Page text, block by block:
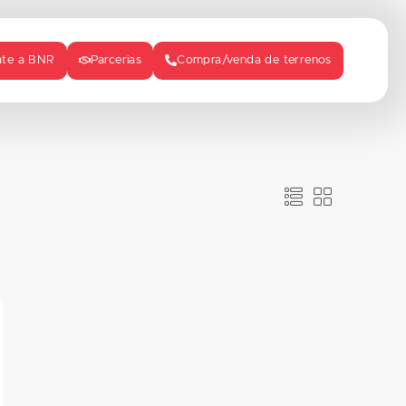
a BNR Parcerias Compra/venda de terrenos